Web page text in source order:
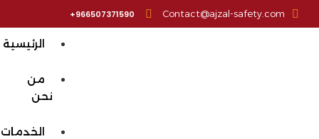
Contact@ajzal-safety.com
966507371590+
الرئيسية
من
الخدمات